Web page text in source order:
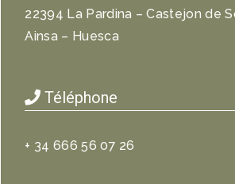
22394 La Pardina – Castejon de
Ainsa – Huesca
Téléphone
+ 34 666 56 07 26